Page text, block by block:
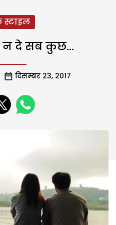
स्टाइल
न दे सब कुछ…
दिसम्बर 23, 2017